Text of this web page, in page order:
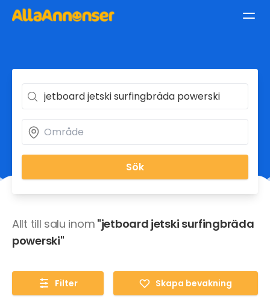
Sök
Allt till salu inom "jetboard jetski surfingbräda
powerski"
Filter Skapa bevakning